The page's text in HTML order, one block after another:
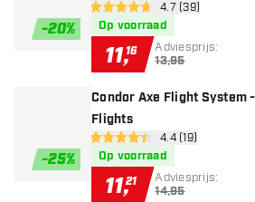
-20%
open reviews
4.7 score sterren4.7 (39)
Op voorraad
11,16 Adviesprijs:
13,95
-25%
Condor Axe Flight System
Flights
open reviews
4.4 score sterren4.4 (19)
Op voorraad
11,21 Adviesprijs:
14,95